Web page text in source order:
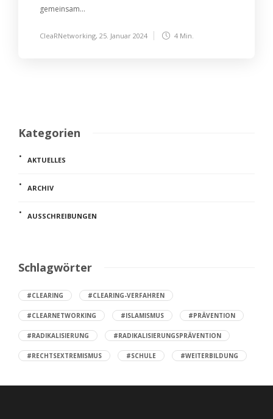
gemeinsam...
CleaRNetworking, 25. Januar 2024 4 Min.
Kategorien
AKTUELLES
ARCHIV
AUSSCHREIBUNGEN
Schlagwörter
#CLEARING #CLEARING-VERFAHREN
#CLEARNETWORKING #ISLAMISMUS #PRÄVENTION
#RADIKALISIERUNG #RADIKALISIERUNGSPRÄVENTION
#RECHTSEXTREMISMUS #SCHULE #WEITERBILDUNG